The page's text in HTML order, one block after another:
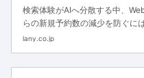
検索体験がAIへ分散する中、
らの新規予約数の減少を防ぐに
欠です。AIに自院を推奨しても
lany.co.jp